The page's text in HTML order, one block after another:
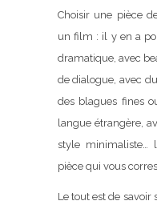
Choisir une pièce
un film : il y en a
dramatique, avec
de dialogue, avec
des blagues fines
langue étrangère,
style minimaliste…
pièce qui vous
Le tout est de savoir